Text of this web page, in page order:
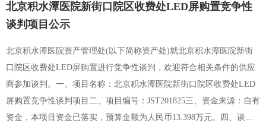
​北京积水潭医院新街口院区收费处LED屏购置竞争性
谈判项目公示
北京积水潭医院资产管理处(以下简称资产处)就北京积水潭医院新街
口院区收费处LED屏购置进行竞争性谈判，欢迎符合相关条件的供应
商参加谈判。一、项目名称：北京积水潭医院新街口院区收费处LED
屏购置竞争性谈判项目二、项目编号：JST201825三、资金来源：自有
资金，本项目资金已落实，预算金额为人民币13.398万元。四、谈判